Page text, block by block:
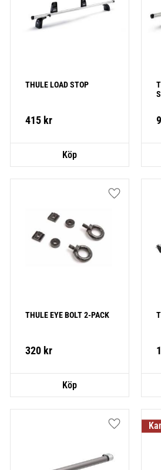
THULE LOAD STOP
415 kr
THULE EYE BOLT 2-PACK
320 kr
Lägg till i
Lägg till i